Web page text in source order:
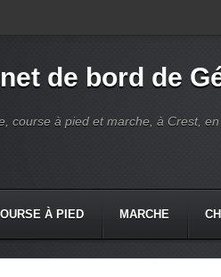
de bord de
course à pied et marche, à Crest,
À PIED MARCHE